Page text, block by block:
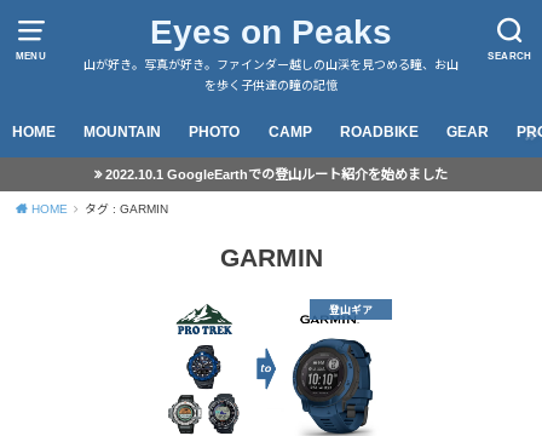
MENU SEARCH
Eyes on Peaks
山が好き。写真が好き。ファインダー越しの山渓を見つめる瞳、お山
を歩く子供達の瞳の記憶
HOME MOUNTAIN PHOTO CAMP ROADBIKE GEAR
2022.10.1 GoogleEarthでの登山ルート紹介を始めました
HOME タグ : GARMIN
GARMIN
登山ギア